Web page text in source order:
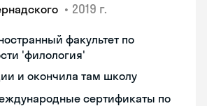
• 2019 г.
факультет по
'филология'
и окончила там школу
сертификаты по